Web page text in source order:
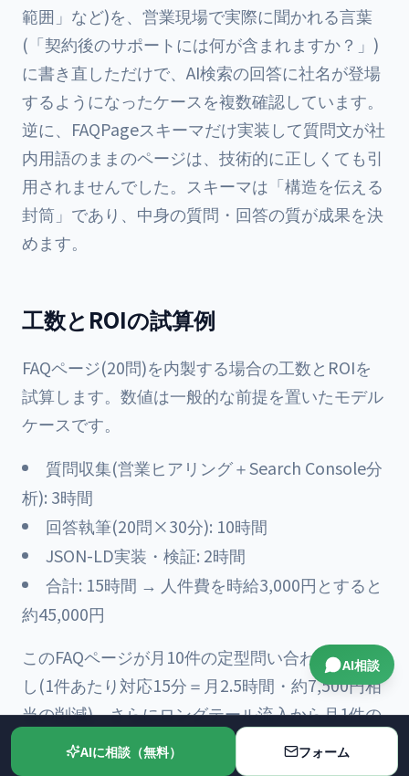
範囲」など)を、営業現場で実際に聞かれる言葉
(「契約後のサポートには何が含まれますか？」)
に書き直しただけで、AI検索の回答に社名が登場
するようになったケースを複数確認しています。
逆に、FAQPageスキーマだけ実装して質問文が社
内用語のままのページは、技術的に正しくても引
用されませんでした。スキーマは「構造を伝える
封筒」であり、中身の質問・回答の質が成果を決
めます。
工数とROIの試算例
FAQページ(20問)を内製する場合の工数とROIを
試算します。数値は一般的な前提を置いたモデル
ケースです。
質問収集(営業ヒアリング＋Search Console分
析): 3時間
回答執筆(20問×30分): 10時間
JSON-LD実装・検証: 2時間
合計: 15時間 → 人件費を時給3,000円とすると
約45,000円
このFAQページが月10件の定型問い合わせを削減
し(1件あたり対応15分＝月2.5時間・約7,500円相
当の削減)、さらにロングテール流入から月1件の
新規商談(受注時の粗利10万円・受注率20%＝期
待値2万円/月)を生むと置くと、月あたりの効果
AIに相談（無料） フォーム
AI相談